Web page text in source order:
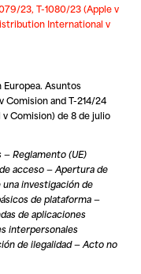
23, T-1080/23 (Apple v
International v
Europea. Asuntos
Comision and T-214/24
Comision) de 8 de julio
Reglamento (UE)
acceso — Apertura de
investigación de
de plataforma —
de aplicaciones
interpersonales
de ilegalidad — Acto no